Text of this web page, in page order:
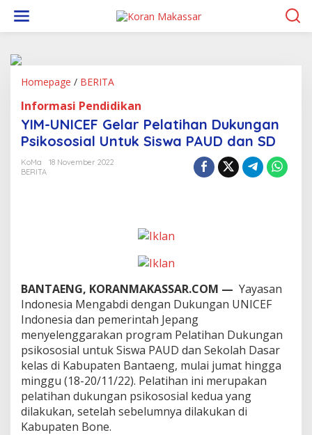
w
Homepage / BERITA
M
-
U
N
e
l
a
t
i
h
a
n
D
u
k
Informasi Pendidikan
YIM-UNICEF Gelar Pelatihan Dukungan
Psikososial Untuk Siswa PAUD dan SD
KoMa
18 November 2022
BERITA
BANTAENG, KORANMAKASSAR.COM — Yayasan
Indonesia Mengabdi dengan Dukungan UNICEF
Indonesia dan pemerintah Jepang
menyelenggarakan program Pelatihan Dukungan
psikososial untuk Siswa PAUD dan Sekolah Dasar
kelas di Kabupaten Bantaeng, mulai jumat hingga
minggu (18-20/11/22). Pelatihan ini merupakan
pelatihan dukungan psikososial kedua yang
dilakukan, setelah sebelumnya dilakukan di
Kabupaten Bone.